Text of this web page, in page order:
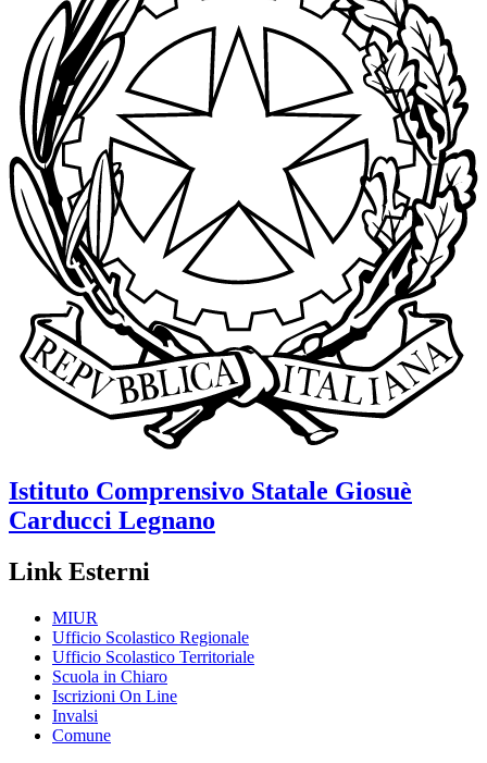
Istituto Comprensivo Statale Giosuè
Carducci Legnano
Link Esterni
MIUR
Ufficio Scolastico Regionale
Ufficio Scolastico Territoriale
Scuola in Chiaro
Iscrizioni On Line
Invalsi
Comune